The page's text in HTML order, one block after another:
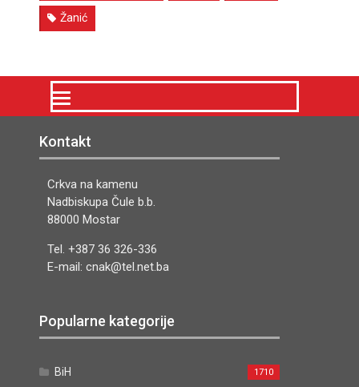
Žanić
Kontakt
Crkva na kamenu
Nadbiskupa Čule b.b.
88000 Mostar
Tel. +387 36 326-336
E-mail: cnak@tel.net.ba
Popularne kategorije
BiH 1710